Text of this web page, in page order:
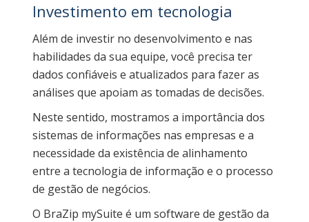
Investimento em tecnologia
Além de investir no desenvolvimento e nas
habilidades da sua equipe, você precisa ter
dados confiáveis e atualizados para fazer as
análises que apoiam as tomadas de decisões.
Neste sentido, mostramos a importância dos
sistemas de informações nas empresas e a
necessidade da existência de alinhamento
entre a tecnologia de informação e o processo
de gestão de negócios.
O BraZip mySuite é um software de gestão da